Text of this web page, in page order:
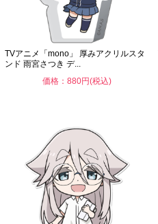
TVアニメ「mono」 厚みアクリルスタ
ンド 雨宮さつき デ...
価格：880円(税込)